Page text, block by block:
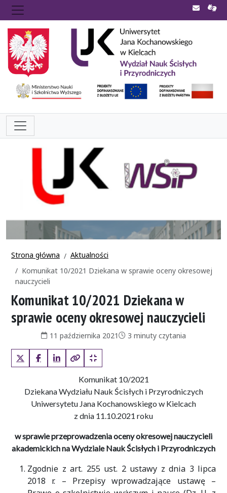
Strona główna
Aktualności
Komunikat 10/2021 Dziekana w sprawie oceny okresowej
nauczycieli
Komunikat 10/2021 Dziekana w
sprawie oceny okresowej nauczycieli
Data publikacji:
11 października 2021Czas czytania:
3 minuty czytania
X (Twitter)FacebookLinkedInKopiuj pełny link
Kopiuj krótki link
Komunikat 10/2021
Dziekana Wydziału Nauk Ścisłych i Przyrodniczych
Uniwersytetu Jana Kochanowskiego w Kielcach
z dnia 11.10.2021 roku
w sprawie przeprowadzenia oceny okresowej nauczycieli
akademickich na Wydziale Nauk Ścisłych i Przyrodniczych
Zgodnie z art. 255 ust. 2 ustawy z dnia 3 lipca
2018 r. – Przepisy wprowadzające ustawę –